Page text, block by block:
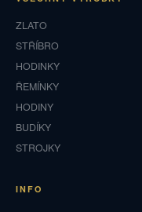
ZLATO
STŘÍBRO
HODINKY
ŘEMÍNKY
HODINY
BUDÍKY
STROJKY
INFO